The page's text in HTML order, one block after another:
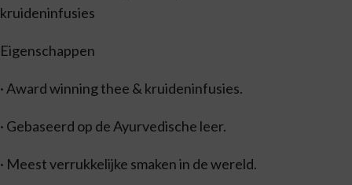
kruideninfusies
Eigenschappen
· Award winning thee & kruideninfusies.
· Gebaseerd op de Ayurvedische leer.
· Meest verrukkelijke smaken in de wereld.